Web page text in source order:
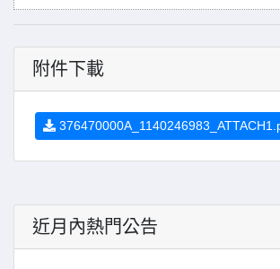
附件下載
近月內熱門公告